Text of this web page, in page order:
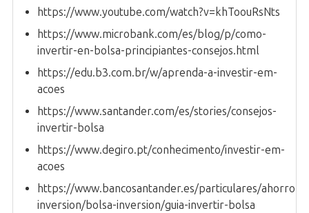
https://www.youtube.com/watch?v=khToouRsNts
https://www.microbank.com/es/blog/p/como-
invertir-en-bolsa-principiantes-consejos.html
https://edu.b3.com.br/w/aprenda-a-investir-em-
acoes
https://www.santander.com/es/stories/consejos-
invertir-bolsa
https://www.degiro.pt/conhecimento/investir-em-
acoes
https://www.bancosantander.es/particulares/ahorro-
inversion/bolsa-inversion/guia-invertir-bolsa